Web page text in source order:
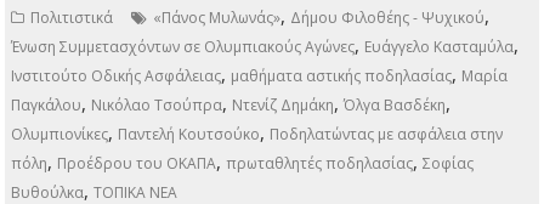
Πολιτιστικά «Πάνος Μυλωνάς», Δήμου Φιλοθέης - Ψυχικού,
Ένωση Συμμετασχόντων σε Ολυμπιακούς Αγώνες, Ευάγγελο Κασταμύλα,
Ινστιτούτο Οδικής Ασφάλειας, μαθήματα αστικής ποδηλασίας, Μαρία
Παγκάλου, Νικόλαο Τσούπρα, Ντενίζ Δημάκη,Όλγα Βασδέκη,
Ολυμπιονίκες, Παντελή Κουτσούκο, Ποδηλατώντας με ασφάλεια στην
πόλη, Προέδρου του ΟΚΑΠΑ,πρωταθλητές ποδηλασίας,Σοφίας
Βυθούλκα,ΤΟΠΙΚΑ ΝΕΑ